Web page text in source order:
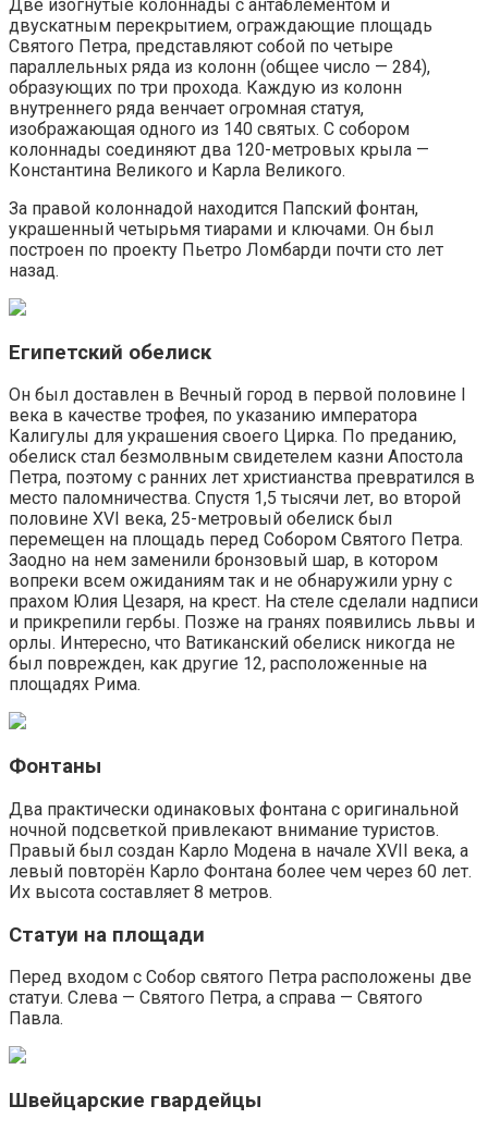
Две изогнутые колоннады с антаблементом и
двускатным перекрытием, ограждающие площадь
Святого Петра, представляют собой по четыре
параллельных ряда из колонн (общее число — 284),
образующих по три прохода. Каждую из колонн
внутреннего ряда венчает огромная статуя,
изображающая одного из 140 святых. С собором
колоннады соединяют два 120-метровых крыла —
Константина Великого и Карла Великого.
За правой колоннадой находится Папский фонтан,
украшенный четырьмя тиарами и ключами. Он был
построен по проекту Пьетро Ломбарди почти сто лет
назад.
Египетский обелиск
Он был доставлен в Вечный город в первой половине I
века в качестве трофея, по указанию императора
Калигулы для украшения своего Цирка. По преданию,
обелиск стал безмолвным свидетелем казни Апостола
Петра, поэтому с ранних лет христианства превратился в
место паломничества. Спустя 1,5 тысячи лет, во второй
половине XVI века, 25-метровый обелиск был
перемещен на площадь перед Собором Святого Петра.
Заодно на нем заменили бронзовый шар, в котором
вопреки всем ожиданиям так и не обнаружили урну с
прахом Юлия Цезаря, на крест. На стеле сделали надписи
и прикрепили гербы. Позже на гранях появились львы и
орлы. Интересно, что Ватиканский обелиск никогда не
был поврежден, как другие 12, расположенные на
площадях Рима.
Фонтаны
Два практически одинаковых фонтана с оригинальной
ночной подсветкой привлекают внимание туристов.
Правый был создан Карло Модена в начале XVII века, а
левый повторён Карло Фонтана более чем через 60 лет.
Их высота составляет 8 метров.
Статуи на площади
Перед входом с Собор святого Петра расположены две
статуи. Слева — Святого Петра, а справа — Святого
Павла.
Швейцарские гвардейцы